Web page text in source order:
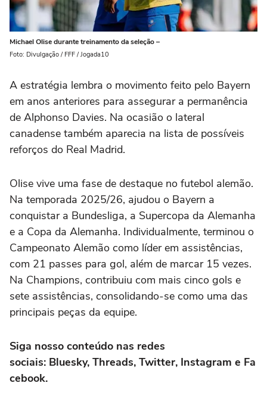
Michael Olise durante treinamento da seleção –
Foto: Divulgação / FFF / Jogada10
A estratégia lembra o movimento feito pelo Bayern
em anos anteriores para assegurar a permanência
de Alphonso Davies. Na ocasião o lateral
canadense também aparecia na lista de possíveis
reforços do Real Madrid.
Olise vive uma fase de destaque no futebol alemão.
Na temporada 2025/26, ajudou o Bayern a
conquistar a Bundesliga, a Supercopa da Alemanha
e a Copa da Alemanha. Individualmente, terminou o
Campeonato Alemão como líder em assistências,
com 21 passes para gol, além de marcar 15 vezes.
Na Champions, contribuiu com mais cinco gols e
sete assistências, consolidando-se como uma das
principais peças da equipe.
Siga nosso conteúdo nas redes
sociais: Bluesky, Threads, Twitter, Instagram e Fa
cebook.